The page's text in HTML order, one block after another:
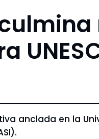
anclada en la